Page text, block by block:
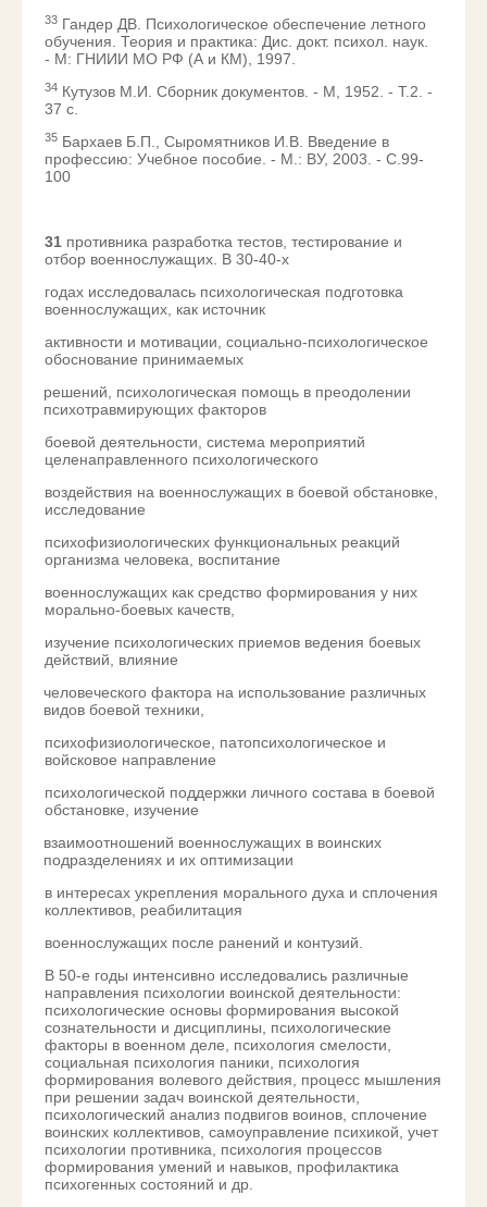
33 Гандер ДВ. Психологическое обеспечение летного
обучения. Теория и практика: Дис. докт. психол. наук.
- М: ГНИИИ МО РФ (А и КМ), 1997.
34 Кутузов М.И. Сборник документов. - М, 1952. - T.2. -
37 с.
35 Бархаев Б.П., Сыромятников И.В. Введение в
профессию: Учебное пособие. - М.: ВУ, 2003. - С.99-
100
31 противника разработка тестов, тестирование и
отбор военнослужащих. В 30-40-х
годах исследовалась психологическая подготовка
военнослужащих, как источник
активности и мотивации, социально-психологическое
обоснование принимаемых
решений, психологическая помощь в преодолении
психотравмирующих факторов
боевой деятельности, система мероприятий
целенаправленного психологического
воздействия на военнослужащих в боевой обстановке,
исследование
психофизиологических функциональных реакций
организма человека, воспитание
военнослужащих как средство формирования у них
морально-боевых качеств,
изучение психологических приемов ведения боевых
действий, влияние
человеческого фактора на использование различных
видов боевой техники,
психофизиологическое, патопсихологическое и
войсковое направление
психологической поддержки личного состава в боевой
обстановке, изучение
взаимоотношений военнослужащих в воинских
подразделениях и их оптимизации
в интересах укрепления морального духа и сплочения
коллективов, реабилитация
военнослужащих после ранений и контузий.
В 50-е годы интенсивно исследовались различные
направления психологии воинской деятельности:
психологические основы формирования высокой
сознательности и дисциплины, психологические
факторы в военном деле, психология смелости,
социальная психология паники, психология
формирования волевого действия, процесс мышления
при решении задач воинской деятельности,
психологический анализ подвигов воинов, сплочение
воинских коллективов, самоуправление психикой, учет
психологии противника, психология процессов
формирования умений и навыков, профилактика
психогенных состояний и др.